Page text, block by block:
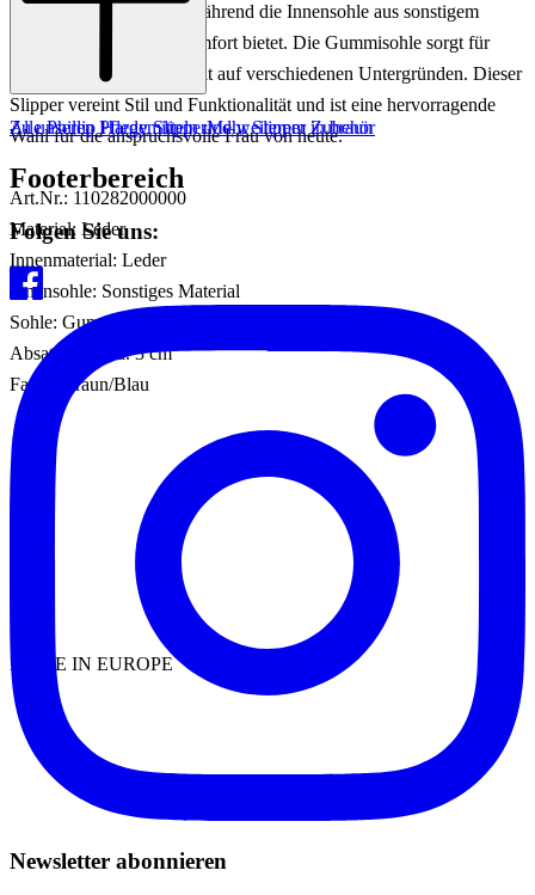
angenehmes Fußklima, während die Innensohle aus sonstigem
Material zusätzlichen Komfort bietet. Die Gummisohle sorgt für
Stabilität und sicheren Halt auf verschiedenen Untergründen. Dieser
Slipper vereint Stil und Funktionalität und ist eine hervorragende
Wahl für die anspruchsvolle Frau von heute.
Art.Nr.: 110282000000
Material: Leder
Innenmaterial: Leder
Innensohle: Sonstiges Material
Sohle: Gummisohle
Absatzhöhe: ca. 3 cm
Farbe: Braun/Blau
MADE IN EUROPE
Zu unseren Pflegemitteln und weiterem Zubehör
Alle Phillip Hardy SlipperMehr Slipper in braun
Footerbereich
Folgen Sie uns:
Newsletter abonnieren